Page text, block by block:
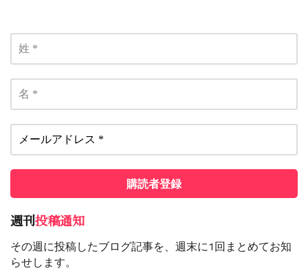
週刊投稿通知
その週に投稿したブログ記事を、週末に1回まとめてお知
らせします。